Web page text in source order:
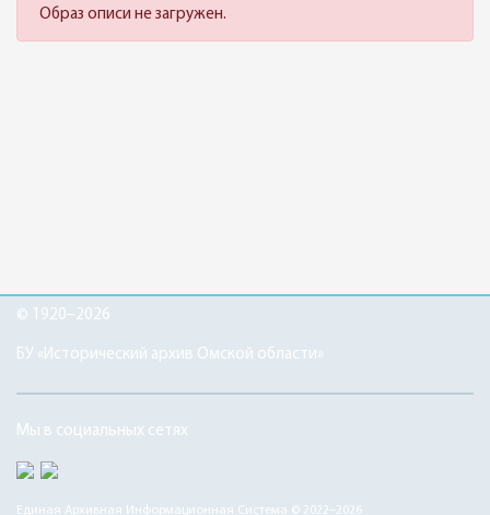
Образ описи не загружен.
© 1920–2026
БУ «Исторический архив Омской области»
Мы в социальных сетях
Единая Архивная Информационная Система © 2022–2026